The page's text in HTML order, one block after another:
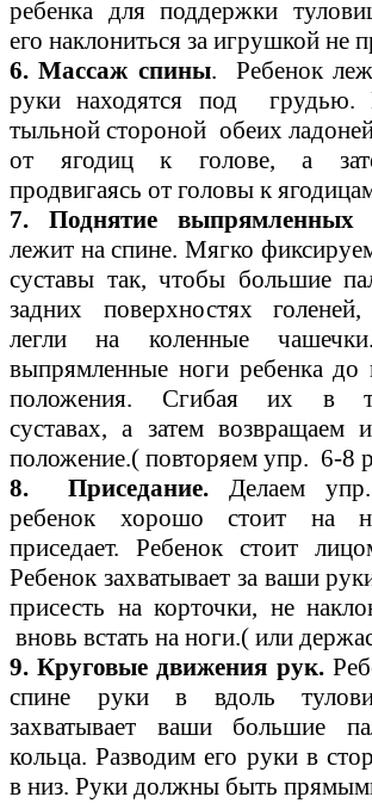
ребенка для поддержки
его наклониться за игрушкой не
6. Массаж спины.
Ребенок
руки находятся под грудью.
тыльной стороной обеих
от ягодиц к голове, а
продвигаясь от головы к
7. Поднятие выпрямленных
лежит на спине. Мягко
суставы так, чтобы большие
задних поверхностях
легли на коленные
выпрямленные ноги ребенка до
положения. Сгибая их в
суставах, а затем возвращаем
положение.( повторяем упр. 6-8
8. Приседание. Делаем
ребенок хорошо стоит на
приседает. Ребенок стоит
Ребенок захватывает за ваши
присесть на корточки, не
вновь встать на ноги.( или
9. Круговые движения рук.
спине руки в вдоль
захватывает ваши большие
кольца. Разводим его руки в
в низ. Руки должны быть